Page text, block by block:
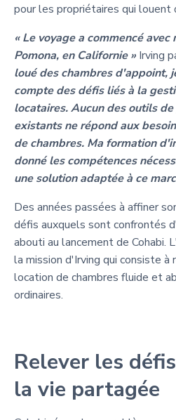
pour les propriétaires qui louent
« Le voyage a commencé
Pomona, en Californie » Irving
loué des chambres d'appoint,
compte des défis liés à la
locataires. Aucun des outils
existants ne répond aux
de chambres. Ma formation
donné les compétences
une solution adaptée à ce
Des années passées à affiner
défis auxquels sont confrontés
abouti au lancement de Cohabi.
la mission d'Irving qui consiste
location de chambres fluide et
ordinaires.
Relever les
la vie partagée